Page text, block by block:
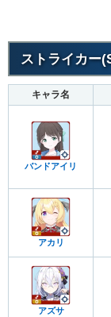
ストライカー
キャラ名
バンドアイリ
アカリ
アズサ